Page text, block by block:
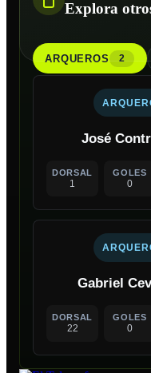
Explora
ARQUEROS 2
José
DORSAL
1
GOLES
0
Gabriel
DORSAL
22
GOLES
0